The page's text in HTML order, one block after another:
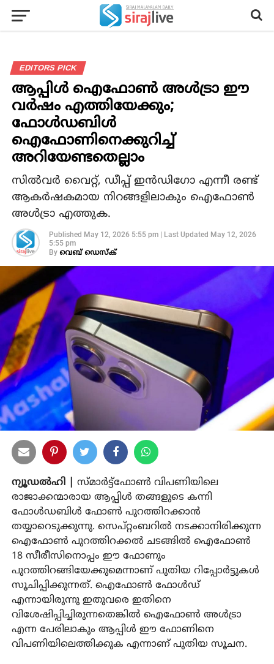
EDITORS PICK
ആപ്പിൾ ഐഫോൺ അൾട്രാ ഈ
വർഷം എത്തിയേക്കും;
ഫോൾഡബിൾ
ഐഫോണിനെക്കുറിച്ച്
അറിയേണ്ടതെല്ലാം
സിൽവർ വൈറ്റ്, ഡീപ്പ് ഇൻഡിഗോ എന്നീ രണ്ട്
ആകർഷകമായ നിറങ്ങളിലാകും ഐഫോൺ
അൾട്രാ എത്തുക.
Published May 12, 2026 5:55 pm| Last Updated May 12, 2026
5:55 pm
By വെബ് ഡെസ്‌ക്
ന്യൂഡൽഹി |
സ്മാർട്ട്ഫോൺ വിപണിയിലെ
രാജാക്കന്മാരായ ആപ്പിൾ തങ്ങളുടെ കന്നി
ഫോൾഡബിൾ ഫോൺ പുറത്തിറക്കാൻ
തയ്യാറെടുക്കുന്നു. സെപ്റ്റംബറിൽ നടക്കാനിരിക്കുന്ന
ഐഫോൺ പുറത്തിറക്കൽ ചടങ്ങിൽ ഐഫോൺ
18 സീരീസിനൊപ്പം ഈ ഫോണും
പുറത്തിറങ്ങിയേക്കുമെന്നാണ് പുതിയ റിപ്പോർട്ടുകൾ
സൂചിപ്പിക്കുന്നത്. ഐഫോൺ ഫോൾഡ്
എന്നായിരുന്നു ഇതുവരെ ഇതിനെ
വിശേഷിപ്പിച്ചിരുന്നതെങ്കിൽ ഐഫോൺ അൾട്രാ
എന്ന പേരിലാകും ആപ്പിൾ ഈ ഫോണിനെ
വിപണിയിലെത്തിക്കുക എന്നാണ് പുതിയ സൂചന.